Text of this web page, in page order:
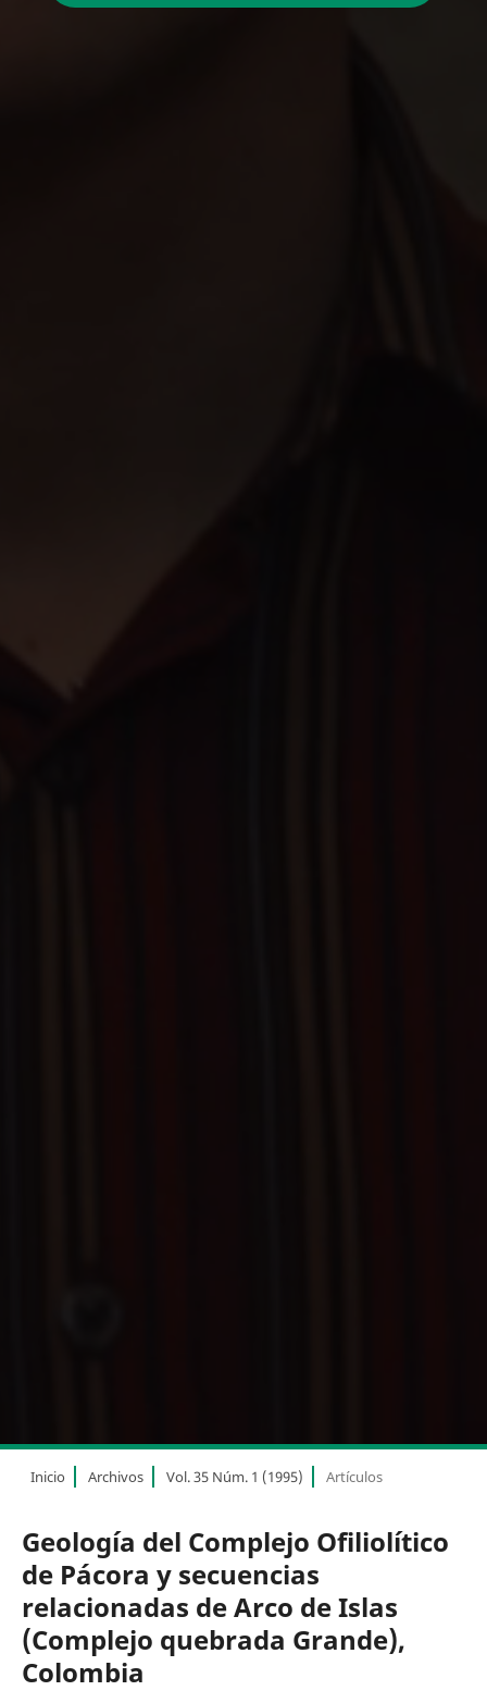
Inicio Archivos Vol. 35 Núm. 1 (1995) Artículos
Geología del Complejo Ofiliolítico
de Pácora y secuencias
relacionadas de Arco de Islas
(Complejo quebrada Grande),
Colombia